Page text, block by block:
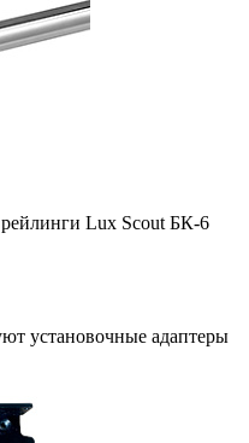
Lux Scout БК-6
установочные адаптеры